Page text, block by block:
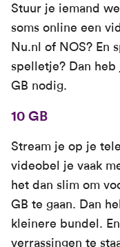
Stuur je iemand
soms online een
Nu.nl of NOS? En
spelletje? Dan
GB nodig.
10 GB
Stream je op je
videobel je vaak
het dan slim om
GB te gaan. Dan
kleinere bundel.
verrassingen te